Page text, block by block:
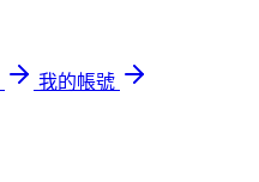
我的帳號